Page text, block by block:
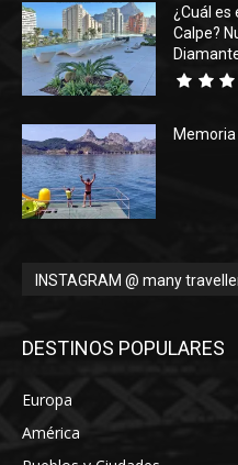
¿Cuál
Calpe?
INSTAGRAM @ many
DESTINOS POPULARES
Europa
América